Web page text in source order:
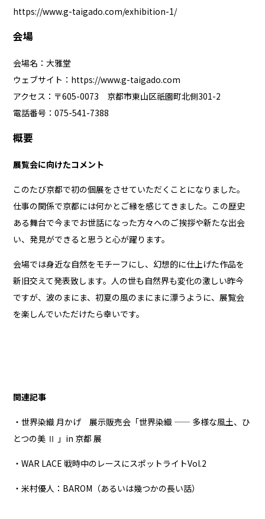
https://www.g-taigado.com/exhibition-1/
会場
会場名：大雅堂
ウェブサイト： https://www.g-taigado.com
アクセス：〒605-0073 京都市東山区祇園町北側301-2
電話番号：075-541-7388
概要
展覧会に向けたコメント
このたび京都で初の個展をさせていただくことになりました。
仕事の関係で京都には何かとご縁を感じてきました。この歴史
ある舞台で今までお世話になった方々へのご挨拶や新たな出会
い、発見ができると思うと心が躍ります。
会場では身近な自然をモチーフにし、幻想的に仕上げた作品を
新旧交えて発表致します。人の世も自然界も変化の激しい昨今
ですが、波のまにま、初夏の風のまにまに漂うように、展覧会
を楽しんでいただけたら幸いです。
関連記事
・世界染織 月かげ 展示販売会「世界染織 —— 多様な風土、ひ
とつの美 Ⅱ 」in 京都 展
・WAR LACE 戦時中のレースにスポットライトVol.2
・米村優人：BAROM（あるいは幾つかの長い話）